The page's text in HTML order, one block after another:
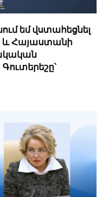
եմ վստահեցնել
և Հայաստանի